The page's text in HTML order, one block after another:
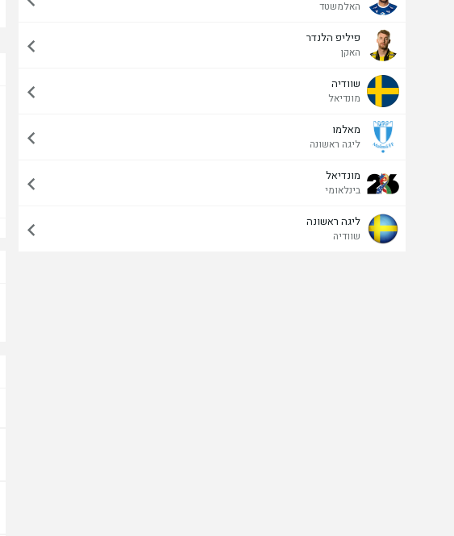
האלמשטד
פיליפ הלנדר
האקן
שוודיה
מונדיאל
מאלמו
ליגה ראשונה
מונדיאל
בינלאומי
ליגה ראשונה
שוודיה